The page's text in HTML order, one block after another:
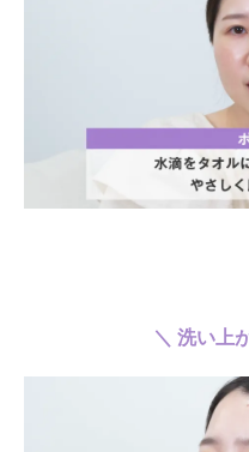
＼ 洗い上